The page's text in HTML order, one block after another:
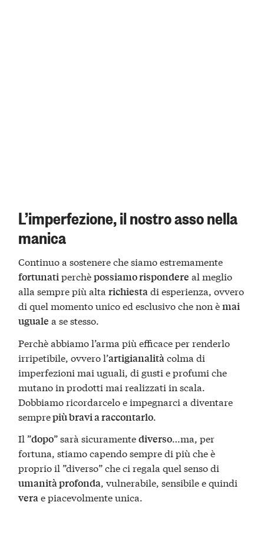
L’imperfezione, il nostro asso nella
manica
Continuo a sostenere che siamo estremamente
fortunatiperchèpossiamo rispondere al meglio
alla sempre più altarichiestadi esperienza, ovvero
di quel momento unico ed esclusivo che non èmai
uguale a se stesso.
Perchè abbiamo l’arma più efficace per renderlo
irripetibile, ovvero l’artigianalitàcolma di
imperfezioni mai uguali, di gusti e profumi che
mutano in prodotti mai realizzati in scala.
Dobbiamo ricordarcelo e impegnarci a diventare
semprepiù bravi a raccontarlo.
Il ”dopo” sarà sicuramentediverso…ma, per
fortuna, stiamo capendo sempre di più che è
proprio il ”diverso” che ci regala quel senso di
umanità profonda, vulnerabile, sensibile e quindi
verae piacevolmente unica.